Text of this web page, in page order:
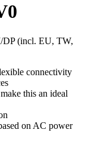
(incl. EU, TW,
connectivity
this an ideal
on AC power